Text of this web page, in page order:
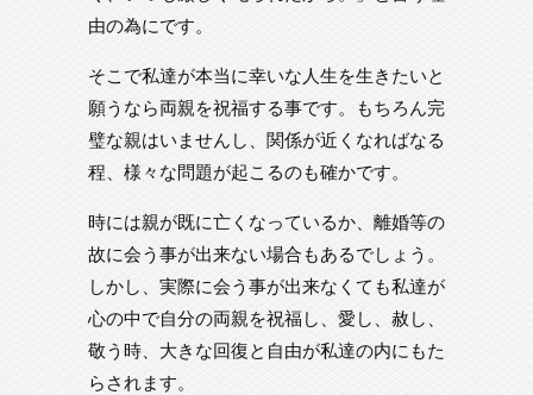
由の為にです。
そこで私達が本当に幸いな人生を生きたいと
願うなら両親を祝福する事です。もちろん完
璧な親はいませんし、関係が近くなればなる
程、様々な問題が起こるのも確かです。
時には親が既に亡くなっているか、離婚等の
故に会う事が出来ない場合もあるでしょう。
しかし、実際に会う事が出来なくても私達が
心の中で自分の両親を祝福し、愛し、赦し、
敬う時、大きな回復と自由が私達の内にもた
らされます。